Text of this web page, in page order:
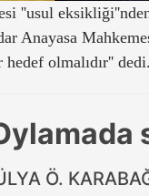
''usul
Anayasa
olmalıdır''
Ö.